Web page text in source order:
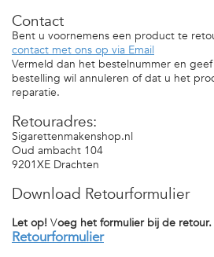
Contact
Bent u voornemens een product te
contact met ons op via Email
Vermeld dan het bestelnummer en
bestelling wil annuleren of dat u het
reparatie.
Retouradres:
Sigarettenmakenshop.nl
Oud ambacht 104
9201XE Drachten
Download Retourformulier
Let op! Voeg het formulier bij de retour.
Retourformulier